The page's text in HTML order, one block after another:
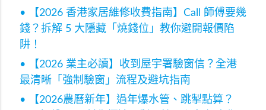
• 【2026 香港家居維修收費指南】Call 師傅要幾
錢？拆解 5 大隱藏「燒錢位」教你避開報價陷
阱！
• 【2026 業主必讀】收到屋宇署驗窗信？全港
最清晰「強制驗窗」流程及避坑指南
• 【2026農曆新年】過年爆水管、跳掣點算？